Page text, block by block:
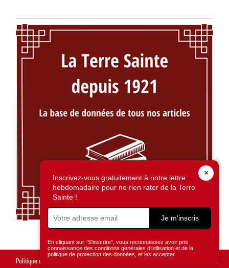
×
Inscrivez-vous gratuitement à notre lettre
hebdomadaire pour ne rien rater de la Terre
Sainte !
Je m'inscris
En cliquant sur “S'inscrire”, vous reconnaissez avoir pris
connaissance des conditions générales d’utilisation et de la
politique de protection des données, et les accepter.
Politique de confidentialité